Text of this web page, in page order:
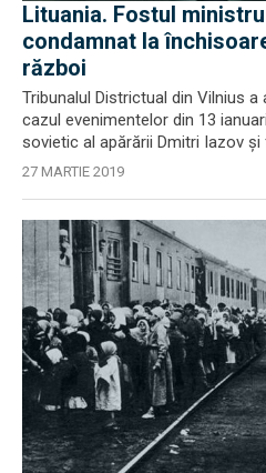
Lituania. Fostul
condamnat la
război
Tribunalul Districtual din Vilnius
cazul evenimentelor din 13
sovietic al apărării Dmitri Iazov
27 MARTIE 2019